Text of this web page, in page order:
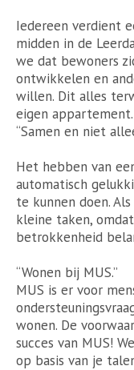
Iedereen verdient
midden in de
we dat bewoners
ontwikkelen en
willen. Dit alles
eigen
“Samen en niet
Het hebben van
automatisch
te kunnen doen.
kleine taken,
betrokkenheid
“Wonen bij MUS.”
MUS is er voor
wonen. De
succes van MUS!
op basis van je